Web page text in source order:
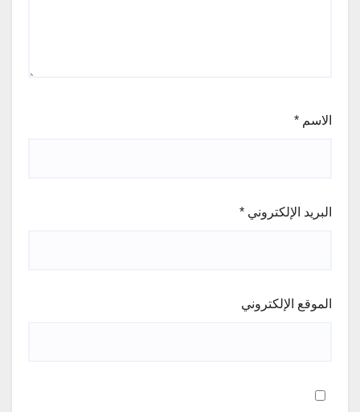
الاسم *
البريد الإلكتروني *
الموقع الإلكتروني